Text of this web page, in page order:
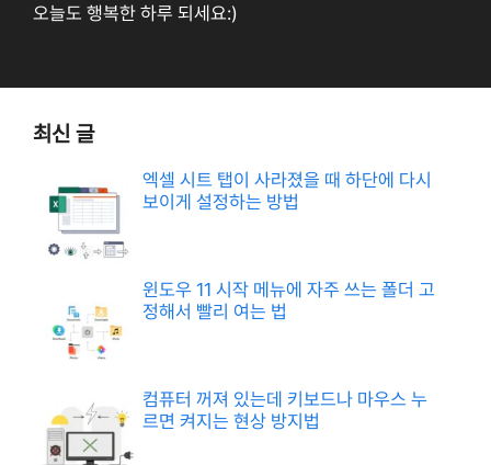
오늘도 행복한 하루 되세요:)
최신 글
엑셀 시트 탭이 사라졌을 때 하단에 다시
보이게 설정하는 방법
윈도우 11 시작 메뉴에 자주 쓰는 폴더 고
정해서 빨리 여는 법
컴퓨터 꺼져 있는데 키보드나 마우스 누
르면 켜지는 현상 방지법